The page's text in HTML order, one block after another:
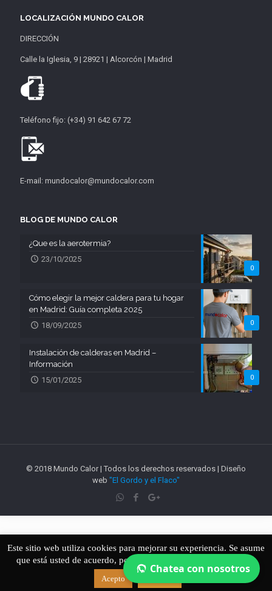
LOCALIZACIÓN MUNDO CALOR
DIRECCIÓN
Calle la Iglesia, 9 | 28921 | Alcorcón | Madrid
Teléfono fijo: (+34) 91 642 67 72
E-mail: mundocalor@mundocalor.com
BLOG DE MUNDO CALOR
0
¿Que es la aerotermia?
23/10/2025
0
Cómo elegir la mejor caldera para tu hogar
en Madrid: Guía completa 2025
18/09/2025
0
Instalación de calderas en Madrid –
Información
15/01/2025
© 2018 Mundo Calor | Todos los derechos reservados | Diseño
web "El Gordo y el Flaco"
Este sitio web utiliza cookies para mejorar su experiencia. Se asume
que está usted de acuerdo, pero si no es así puede dejar el sitio.
Acepto
Chatea con nosotros